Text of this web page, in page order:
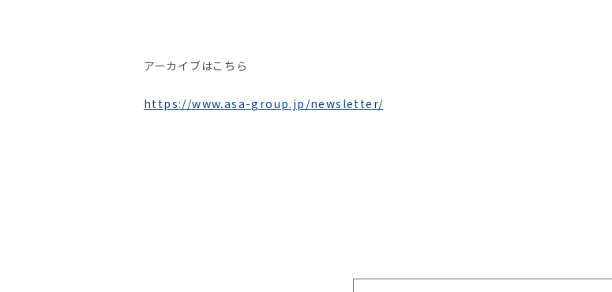
アーカイブはこちら
https://www.asa-group.jp/newsletter/